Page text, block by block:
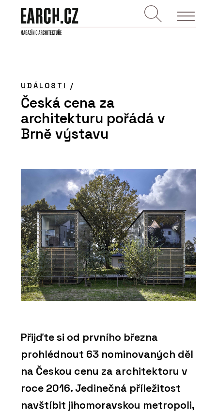
UDÁLOSTI /
Česká cena za
architekturu pořádá v
Brně výstavu
Přijďte si od prvního března
prohlédnout 63 nominovaných děl
na Českou cenu za architektoru v
roce 2016. Jedinečná příležitost
navštíbit jihomoravskou metropoli,